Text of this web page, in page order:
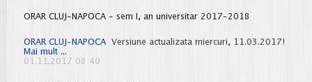
ORAR CLUJ-NAPOCA - sem I, an universitar 2017-2018
ORAR CLUJ-NAPOCA Versiune actualizata miercuri, 11.03.2017!
Mai mult ...
CLUJ-
01.11.2017 08:40